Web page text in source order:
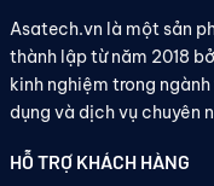
Asatech.vn là một sản
thành lập từ năm 2018
kinh nghiệm trong
dụng và dịch vụ chuyên
HỖ TRỢ KHÁCH HÀNG